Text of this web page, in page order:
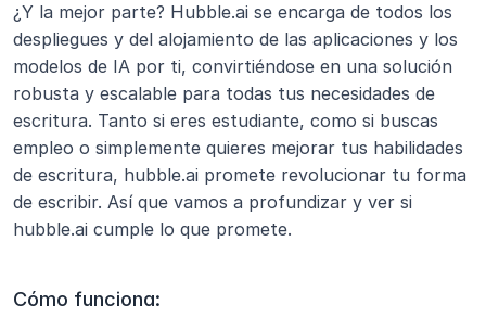
¿Y la mejor parte? Hubble.ai se encarga de todos los
despliegues y del alojamiento de las aplicaciones y los
modelos de IA por ti, convirtiéndose en una solución
robusta y escalable para todas tus necesidades de
escritura. Tanto si eres estudiante, como si buscas
empleo o simplemente quieres mejorar tus habilidades
de escritura, hubble.ai promete revolucionar tu forma
de escribir. Así que vamos a profundizar y ver si
hubble.ai cumple lo que promete.
Cómo funciona: